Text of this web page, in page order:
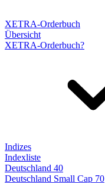
XETRA-Orderbuch
Übersicht
XETRA-Orderbuch?
Indizes
Indexliste
Deutschland 40
Deutschland Small Cap 70